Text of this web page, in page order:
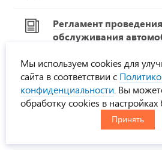
Регламент
обслуживания
УралСпецТранс
Время-деньги
Техника в лизинг
Мы используем cookies для
сайта в соответствии с
конфиденциальности . Вы
обработку cookies в настройках
Принять